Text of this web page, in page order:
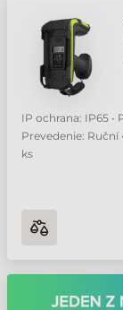
IP ochrana: IP65 •
Prevedenie: Ruční
ks